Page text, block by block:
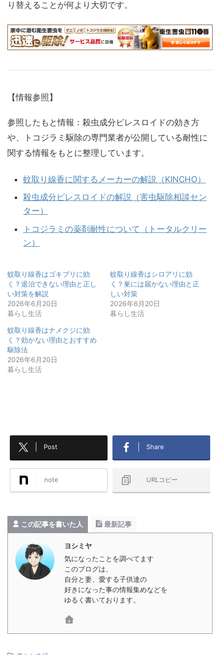
り替えることが何より大切です。
【情報参照】
参照したもと情報：殺虫成分ピレスロイドの効き方
や、トコジラミ駆除の専門業者が公開している耐性に
関する情報をもとに整理しています。
蚊取り線香に関するメーカーの解説（KINCHO）
殺虫成分ピレスロイドの解説（害虫駆除相談セン
ター）
トコジラミの薬剤耐性について（トータルクリー
ン）
蚊取り線香はゴキブリに効
く？退治できない理由と正し
い対策を解説
2026年6月20日
暮らし生活
蚊取り線香はシロアリに効
く？巣には届かない理由と正
しい対策
2026年6月20日
暮らし生活
蚊取り線香はナメクジに効
く？効かない理由とおすすめ
駆除法
2026年6月20日
暮らし生活
Post Share
note URLコピー
この記事を書いた人 最新記事
ヨシミヤ
気になったことを調べてます
このブログは、
自分と妻、愛する子供達の
好きになった事の情報集めなどを
ゆるく書いております。